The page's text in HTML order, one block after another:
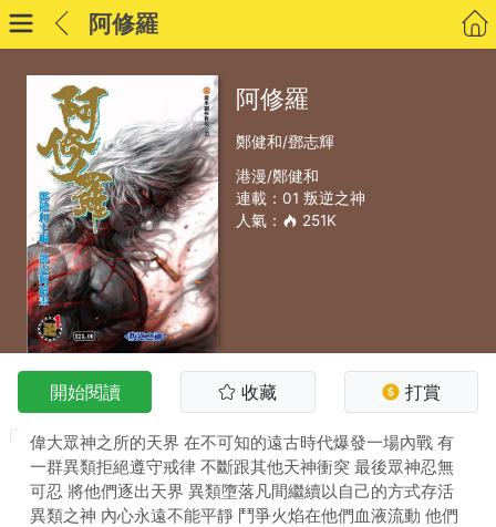
阿修羅
阿修羅
鄭健和/鄧志輝
港漫/鄭健和
連載：01 叛逆之神
人氣：
251K
開始閱讀 收藏 打賞
偉大眾神之所的天界 在不可知的遠古時代爆發一場內戰 有
一群異類拒絕遵守戒律 不斷跟其他天神衝突 最後眾神忍無
可忍 將他們逐出天界 異類墮落凡間繼續以自己的方式存活
異類之神 內心永遠不能平靜 鬥爭火焰在他們血液流動 他們